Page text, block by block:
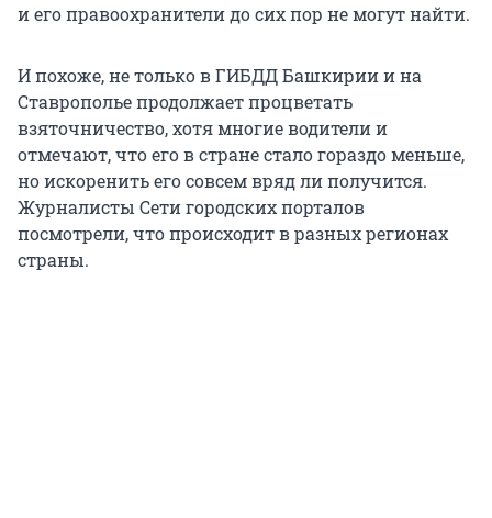
и его правоохранители до сих пор не могут найти.
И похоже, не только в ГИБДД Башкирии и на
Ставрополье продолжает процветать
взяточничество, хотя многие водители и
отмечают, что его в стране стало гораздо меньше,
но искоренить его совсем вряд ли получится.
Журналисты Сети городских порталов
посмотрели, что происходит в разных регионах
страны.